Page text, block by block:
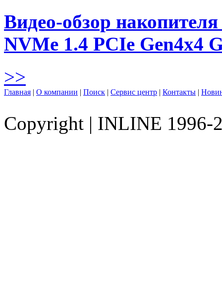
Видео-обзор
NVMe 1.4 PCIe Gen4х4
>>
Главная | О компании | Поиск | Сервис центр | Контакты |
Copyright | INLINE 1996-